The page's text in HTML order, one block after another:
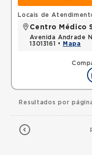
Locais de
Centro Médico
Avenida Andrade
13013161 •
Mapa
Resultados por